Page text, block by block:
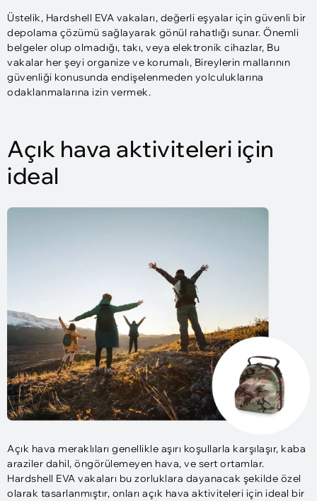
Üstelik, Hardshell EVA vakaları, değerli eşyalar için güvenli bir
depolama çözümü sağlayarak gönül rahatlığı sunar. Önemli
belgeler olup olmadığı, takı, veya elektronik cihazlar, Bu
vakalar her şeyi organize ve korumalı, Bireylerin mallarının
güvenliği konusunda endişelenmeden yolculuklarına
odaklanmalarına izin vermek.
Açık hava aktiviteleri için
ideal
Açık hava meraklıları genellikle aşırı koşullarla karşılaşır, kaba
araziler dahil, öngörülemeyen hava, ve sert ortamlar.
Hardshell EVA vakaları bu zorluklara dayanacak şekilde özel
olarak tasarlanmıştır, onları açık hava aktiviteleri için ideal bir